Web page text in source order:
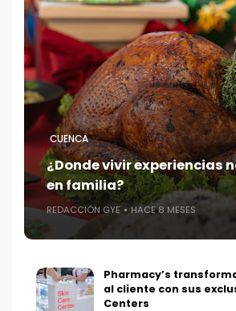
CUENCA
¿Donde vivir experiencias
en familia?
REDACCIÓN GYE HACE 8 MESES
Pharmacy’s
al cliente con sus
Centers